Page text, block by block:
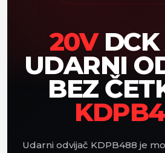
20V
UDARNI
BEZ
Udarni odvijač KDPB488 je